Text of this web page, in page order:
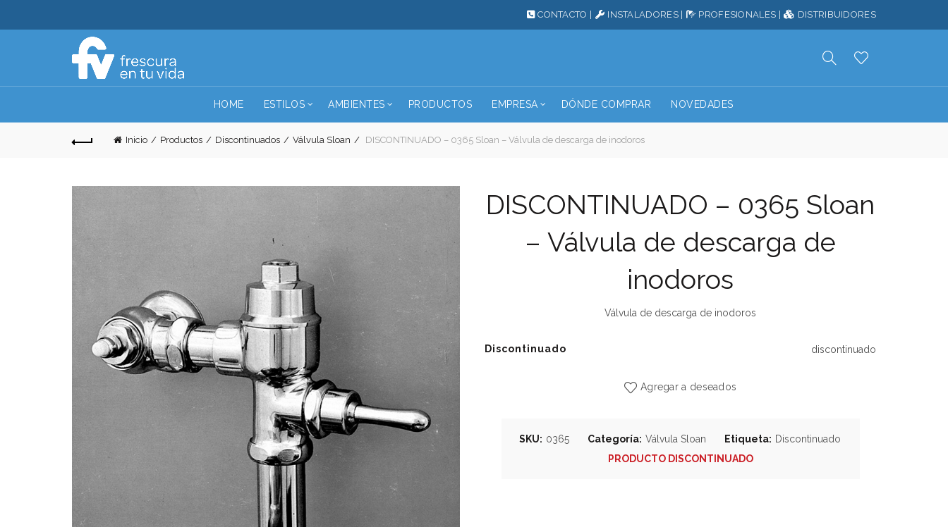
CONTACTO INSTALADORES| PROFESIONALES DISTRIBUIDORES
HOME ESTILOS AMBIENTES PRODUCTOS EMPRESA DÓNDE COMPRAR NOVEDADES
Inicio Productos Discontinuados Válvula Sloan DISCONTINUADO – 0365 Sloan – Válvula de descarga de inodoros
DISCONTINUADO – 0365 Sloan
– Válvula de descarga de
inodoros
Válvula de descarga de inodoros
Discontinuado discontinuado
Agregar a deseados
SKU: 0365 Categoría: Válvula Sloan Etiqueta: Discontinuado
PRODUCTO DISCONTINUADO